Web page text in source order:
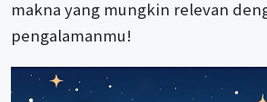
makna yang mungkin relevan
pengalamanmu!